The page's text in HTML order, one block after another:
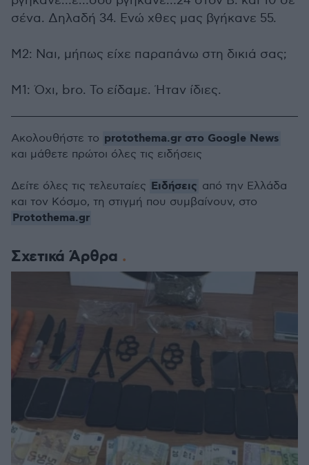
σένα. Δηλαδή 34. Ενώ χθες μας βγήκανε 55.
Μ2: Ναι, μήπως είχε παραπάνω στη δικιά σας;
Μ1: Όχι, bro. Το είδαμε. Ήταν ίδιες.
Σχετικά Άρθρα
Ακολουθήστε το protothema.gr στο Google News
και μάθετε πρώτοι όλες τις ειδήσεις
Δείτε όλες τις τελευταίες Ειδήσεις από την Ελλάδα
και τον Κόσμο, τη στιγμή που συμβαίνουν, στο
Protothema.gr